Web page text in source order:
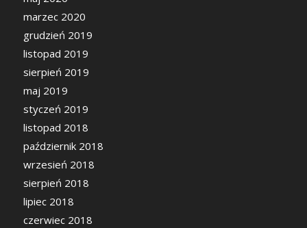
marzec 2020
grudzień 2019
listopad 2019
sierpień 2019
maj 2019
styczeń 2019
listopad 2018
październik 2018
wrzesień 2018
sierpień 2018
lipiec 2018
czerwiec 2018